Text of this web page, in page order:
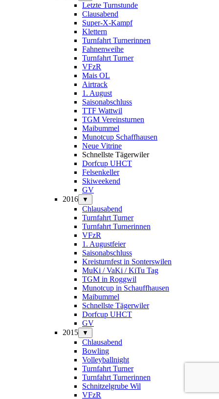
Letzte Turnstunde
Clausabend
Super-X-Kampf
Klettern
Turnfahrt Turnerinnen
Fahnenweihe
Turnfahrt Turner
VFzR
Mais OL
Airtrack
1. August
Saisonabschluss
TTF Wattwil
TGM Vereinsturnen
Maibummel
Munotcup Schaffhausen
Neue Vitrine
Schnellste Tägerwiler
Dorfcup UHCT
Felsenkeller
Skiweekend
GV
2016
▼
Chlausabend
Turnfahrt Turner
Turnfahrt Turnerinnen
VFzR
1. Augustfeier
Saisonabschluss
Kreisturnfest in Sonterswilen
MuKi / VaKi / KiTu Tag
TGM in Roggwil
Munotcup in Schauffhausen
Maibummel
Schnellste Tägerwiler
Dorfcup UHCT
GV
2015
▼
Chlausabend
Bowling
Volleyballnight
Turnfahrt Turner
Turnfahrt Turnerinnen
Schnitzelgrube Wil
VFzR